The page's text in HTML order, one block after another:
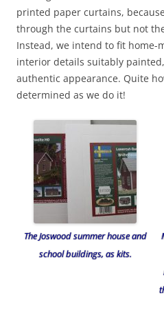
printed paper curtains,
through the curtains but not
Instead, we intend to fit home-
interior details suitably
authentic appearance. Quite
determined as we do it!
The Joswood summer house and
school buildings, as kits.